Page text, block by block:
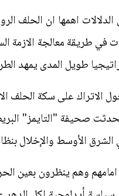
اهمها ان الحلف
طريقة معالجة الازمة
طويل المدى يمهد
الاتراك على سكة الحلف
صحيفة "التايمز"
الأوسط والإخلال
وهم ينظرون بعين